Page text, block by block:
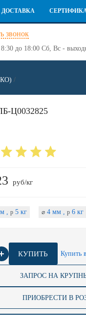
ДОСТАВКА
звонок
до 18:00 Сб, Вс -
/
Ц0032825
руб/кг
, p5 кг ⌀4 мм , p6 кг
КУПИТЬ Купить
ЗАПРОС НА
ПРИОБРЕСТИ В